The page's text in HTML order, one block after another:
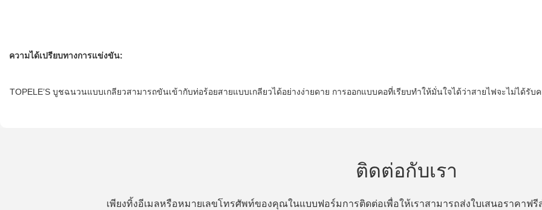
ความได้เปรียบทางการแข่งขัน:
TOPELE’S บูชฉนวนแบบเกลียวสามารถขันเข้ากับท่อร้อยสายแบบเกลียวได้อย่างง่ายดาย การออกแบบคอที่เรียบทำให้มั่นใจได้ว่าสายไฟจะไม่ได้รับ
ติดต่อกับเรา
เพียงทิ้งอีเมลหรือหมายเลขโทรศัพท์ของคุณในแบบฟอร์มการติดต่อเพื่อให้เราสามารถส่งใบเสนอราคาฟ